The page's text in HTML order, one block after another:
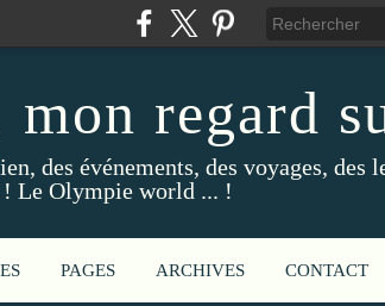
regard
des événements, des voyages, des
! Le Olympie world ... !
PAGES ARCHIVES CONTACT